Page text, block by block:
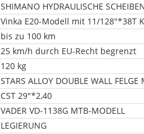
SHIMANO HYDRAULISCHE
Vinka E20-Modell mit 11/128"*38T
bis zu 100 km
25 km/h durch EU-Recht begrenzt
120 kg
STARS ALLOY DOUBLE WALL
CST 29"*2,40
VADER VD-1138G MTB-MODELL
LEGIERUNG